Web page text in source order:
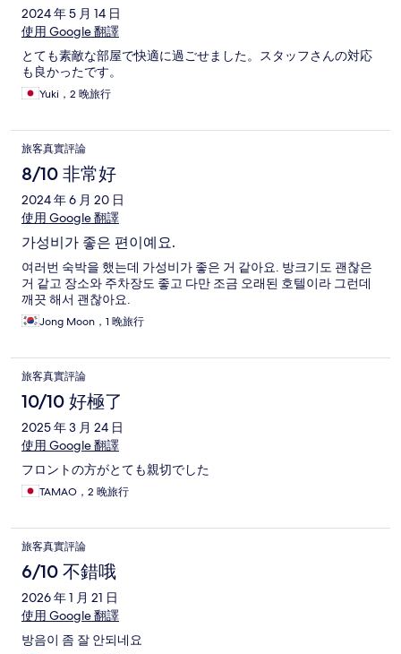
2024 年 5 月 14 日
使用 Google 翻譯
とても素敵な部屋で快適に過ごせました。スタッフさんの対応
も良かったです。
Yuki，2 晚旅行
旅客真實評論
8/10 非常好
2024 年 6 月 20 日
使用 Google 翻譯
가성비가 좋은 편이예요.
여러번 숙박을 했는데 가성비가 좋은 거 같아요. 방크기도 괜찮은
거 같고 장소와 주차장도 좋고 다만 조금 오래된 호텔이라 그런데
깨끗 해서 괜찮아요.
Jong Moon，1 晚旅行
旅客真實評論
10/10 好極了
2025 年 3 月 24 日
使用 Google 翻譯
フロントの方がとても親切でした
TAMAO，2 晚旅行
旅客真實評論
6/10 不錯哦
2026 年 1 月 21 日
使用 Google 翻譯
방음이 좀 잘 안되네요